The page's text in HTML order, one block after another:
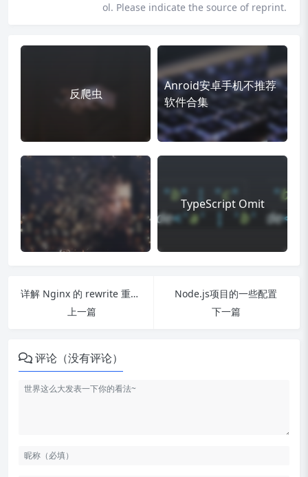
ol. Please indicate the source of reprint.
反爬虫
Anroid安卓手机不推荐
软件合集
TypeScript Omit
详解 Nginx 的 rewrite 重定向配置
上一篇
Node.js项目的一些配置
下一篇
评论（没有评论）